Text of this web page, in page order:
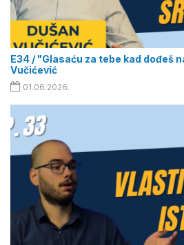
E34 / "Glasaću za tebe kad dođeš
Vučićević
01.06.2026.